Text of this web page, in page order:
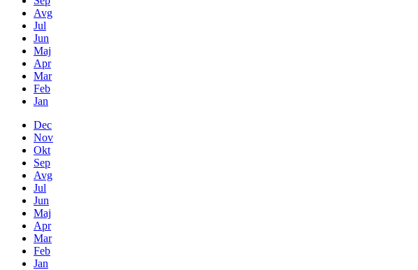
Avg
Jul
Jun
Maj
Apr
Mar
Feb
Jan
Dec
Nov
Okt
Sep
Avg
Jul
Jun
Maj
Apr
Mar
Feb
Jan